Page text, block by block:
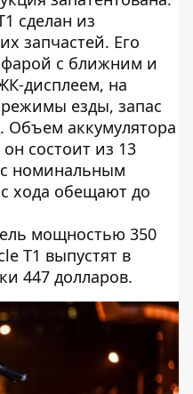
сделан из
запчастей. Его
с ближним и
дисплеем, на
езды, запас
Объем аккумулятора
состоит из 13
номинальным
хода обещают до
мощностью 350
T1 выпустят в
447 долларов.